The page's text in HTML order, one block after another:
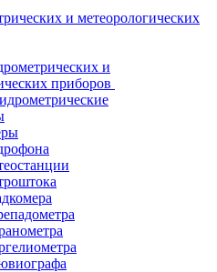
и метеорологических
и
приборов